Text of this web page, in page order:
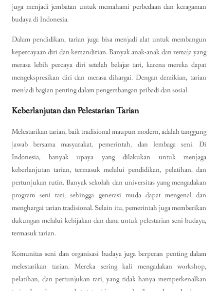
juga menjadi jembatan untuk memahami perbedaan dan keragaman
budaya di Indonesia.
Dalam pendidikan, tarian juga bisa menjadi alat untuk membangun
kepercayaan diri dan kemandirian. Banyak anak-anak dan remaja yang
merasa lebih percaya diri setelah belajar tari, karena mereka dapat
mengekspresikan diri dan merasa dihargai. Dengan demikian, tarian
menjadi bagian penting dalam pengembangan pribadi dan sosial.
Keberlanjutan dan Pelestarian Tarian
Melestarikan tarian, baik tradisional maupun modern, adalah tanggung
jawab bersama masyarakat, pemerintah, dan lembaga seni. Di
Indonesia, banyak upaya yang dilakukan untuk menjaga
keberlanjutan tarian, termasuk melalui pendidikan, pelatihan, dan
pertunjukan rutin. Banyak sekolah dan universitas yang mengadakan
program seni tari, sehingga generasi muda dapat mengenal dan
menghargai tarian tradisional. Selain itu, pemerintah juga memberikan
dukungan melalui kebijakan dan dana untuk pelestarian seni budaya,
termasuk tarian.
Komunitas seni dan organisasi budaya juga berperan penting dalam
melestarikan tarian. Mereka sering kali mengadakan workshop,
pelatihan, dan pertunjukan tari, yang tidak hanya memperkenalkan